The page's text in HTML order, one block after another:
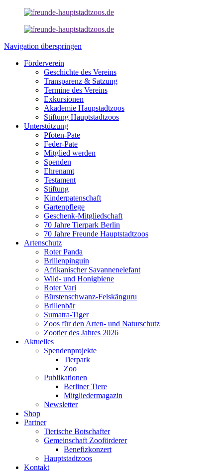
Navigation überspringen
Förderverein
Geschichte des Vereins
Transparenz & Satzung
Termine des Vereins
Exkursionen
Akademie Haupstadtzoos
Stiftung Hauptstadtzoos
Unterstützung
Pfoten-Pate
Feder-Pate
Mitglied werden
Spenden
Ehrenamt
Testament
Stiftung
Kinderpatenschaft
Gartenpflege
Geschenk-Mitgliedschaft
70 Jahre Tierpark Berlin
70 Jahre Freunde Hauptstadtzoos
Artenschutz
Roter Panda
Brillenpinguin
Afrikanischer Savannenelefant
Wild- und Honigbiene
Roter Vari
Bürstenschwanz-Felskänguru
Brillenbär
Sumatra-Tiger
Zoos für den Arten- und Naturschutz
Zootier des Jahres 2026
Aktuelles
Spendenprojekte
Tierpark
Zoo
Publikationen
Berliner Tiere
Mitgliedermagazin
Newsletter
Shop
Partner
Tierische Botschafter
Gemeinschaft Zooförderer
Benefizkonzert
Hauptstadtzoos
Kontakt